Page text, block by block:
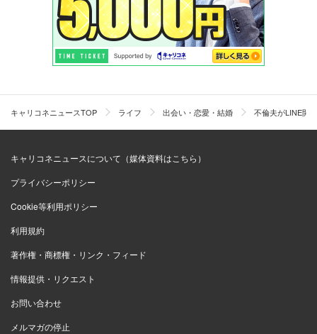
キャリコネニュースTOP ライフ 出会い・恋愛・結婚 不倫夫がLINE開
キャリコネニュースについて（媒体資料はこちら）
プライバシーポリシー
Cookie等利用ポリシー
利用規約
著作権・商標権・リンク・フィード
情報提供・リクエスト
お問い合わせ
メルマガの停止